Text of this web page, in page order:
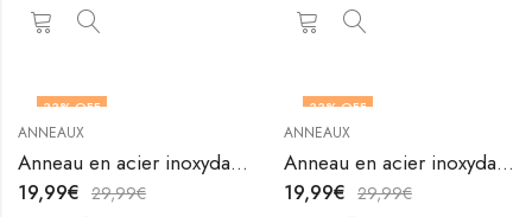
33% OFF
ANNEAUX
Anneau en acier inoxydable plaqué or 18K de V&F Jewelers
19,99€ 29,99€
33% OFF
ANNEAUX
Anneau en acier inoxydable plaqué or 18K de V&F Jewelers
19,99€ 29,99€